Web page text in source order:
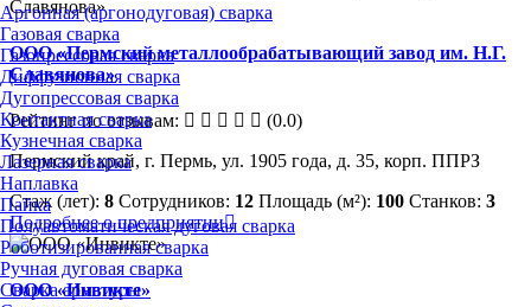
Аргонная (аргонодуговая) сварка
Газовая сварка
Газопрессовая сварка
Диффузионная сварка
Дугопрессовая сварка
Контактная сварка
Кузнечная сварка
Лазерная сварка
Наплавка
Пайка
Полуавтоматическая дуговая сварка
Роботизированная сварка
Ручная дуговая сварка
Сварка арматуры
ООО «Пермский металлообрабатывающий завод им. Н.Г.
Славянова»
Рейтинг по отзывам:
(0.0)
Пермский край, г. Пермь, ул. 1905 года, д. 35, корп. ППРЗ
Стаж (лет): 8 Сотрудников: 12 Площадь (м²): 100 Станков: 3
Подробнее о предприятии
ООО «Инвикте»